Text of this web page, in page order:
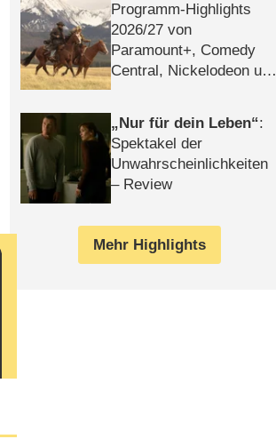
Programm-Highlights
2026/​27 von
Paramount+, Comedy
Central, Nickelodeon und
Nur für dein Leben :
Spektakel der
Unwahrscheinlichkeiten
– Review
Mehr Highlights